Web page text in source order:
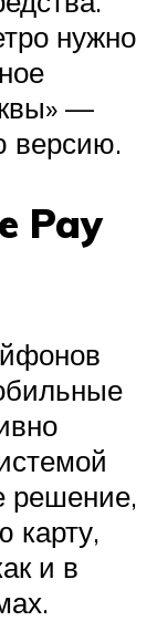
нужно
—
версию.
Pay
решение,
карту,
и в